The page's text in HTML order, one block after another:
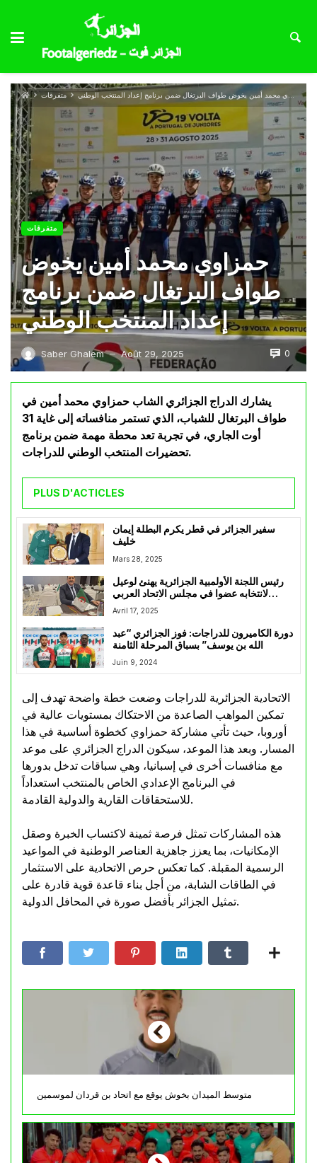
متفرقات حمزاوي محمد أمين يخوض طواف البرتغال ضمن برنامج إعداد المنتخب الوطني
متفرقات
حمزاوي محمد أمين يخوض
طواف البرتغال ضمن برنامج
إعداد المنتخب الوطني
Saber Ghalem — Août 29, 2025 0
يشارك الدراج الجزائري الشاب حمزاوي محمد أمين في
طواف البرتغال للشباب، الذي تستمر منافساته إلى غاية 31
أوت الجاري، في تجربة تعد محطة مهمة ضمن برنامج
تحضيرات المنتخب الوطني للدراجات.
PLUS D'ACTICLES
سفير الجزائر في قطر يكرم البطلة إيمان
خليف
Mars 28, 2025
رئيس اللجنة الأولمبية الجزائرية يهنئ لوعيل
لانتخابه عضوا في مجلس الاتحاد العربي
لألعاب القوى
Avril 17, 2025
دورة الكاميرون للدراجات: فوز الجزائري “عبد
الله بن يوسف” بسباق المرحلة الثامنة
Juin 9, 2024
الاتحادية الجزائرية للدراجات وضعت خطة واضحة تهدف إلى
تمكين المواهب الصاعدة من الاحتكاك بمستويات عالية في
أوروبا، حيث تأتي مشاركة حمزاوي كخطوة أساسية في هذا
المسار. وبعد هذا الموعد، سيكون الدراج الجزائري على موعد
مع منافسات أخرى في إسبانيا، وهي سباقات تدخل بدورها
في البرنامج الإعدادي الخاص بالمنتخب استعداداً
للاستحقاقات القارية والدولية القادمة.
هذه المشاركات تمثل فرصة ثمينة لاكتساب الخبرة وصقل
الإمكانيات، بما يعزز جاهزية العناصر الوطنية في المواعيد
الرسمية المقبلة. كما تعكس حرص الاتحادية على الاستثمار
في الطاقات الشابة، من أجل بناء قاعدة قوية قادرة على
تمثيل الجزائر بأفضل صورة في المحافل الدولية.
متوسط الميدان بخوش يوقع مع اتحاد بن قردان لموسمين